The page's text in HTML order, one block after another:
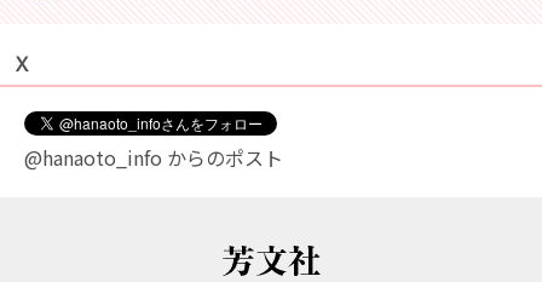
Ｘ
@hanaoto_info からのポスト